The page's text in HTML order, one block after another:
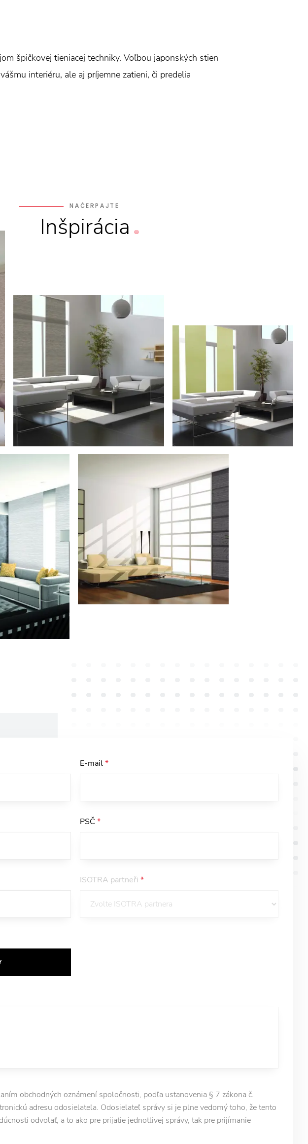
špičkovej tieniacej techniky. Voľbou japonských stien
interiéru, ale aj príjemne zatieni, či predelia
NAČERPAJTE
Inšpirácia
E-mail*
PSČ*
ISOTRA partneři*
obchodných oznámení spoločnosti, podľa ustanovenia § 7 zákona č.
adresu odosielateľa. Odosielateľ správy si je plne vedomý toho, že tento
odvolať, a to ako pre prijatie jednotlivej správy, tak pre prijímanie